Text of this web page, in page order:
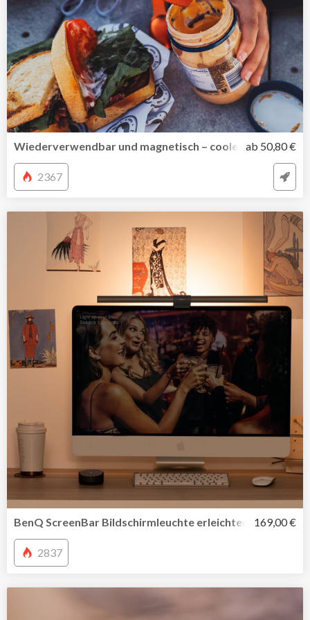
Wiederverwendbar und magnetisch – cooles ab 50,80 €
2367
BenQ ScreenBar Bildschirmleuchte erleichtert die Arbeit
169,00 €
2837